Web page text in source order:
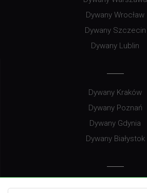
Dywany Wrocław
Dywany Szczecin
Dywany Lublin
Dywany Kraków
Dywany Poznań
Dywany Gdynia
Dywany Białystok